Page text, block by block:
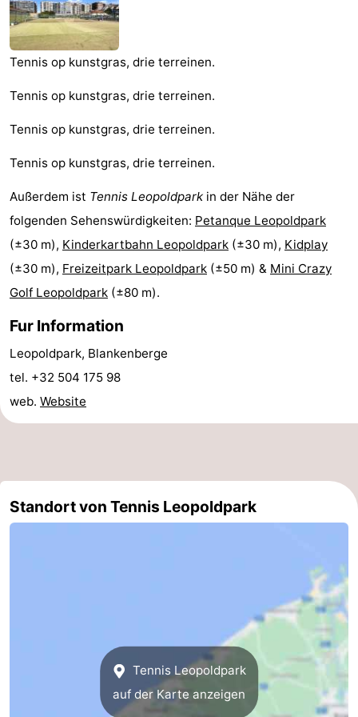
Garden
Blankenberge
Ferienhäuser
-
Beachside
-
Blankenberger
Duinen
-
Center
Parcs
De
Haan
Hotels
Zimmer
(mit
Frühstück)
Lastminutes
Strand
tun
Museen
-
Rundfahrten
-
Tennis op kunstgras, drie terreinen.
Tennis op kunstgras, drie terreinen.
Tennis op kunstgras, drie terreinen.
Tennis op kunstgras, drie terreinen.
Außerdem ist Tennis Leopoldpark in der Nähe der
folgenden Sehenswürdigkeiten: Petanque Leopoldpark
(±30 m), Kinderkartbahn Leopoldpark (±30 m), Kidplay
(±30 m), Freizeitpark Leopoldpark (±50 m) & Mini Crazy
Golf Leopoldpark (±80 m).
Fur Information
Leopoldpark, Blankenberge
tel. +32 504 175 98
web. Website
Standort von Tennis Leopoldpark
Tennis Leopoldpark
auf der Karte anzeigen